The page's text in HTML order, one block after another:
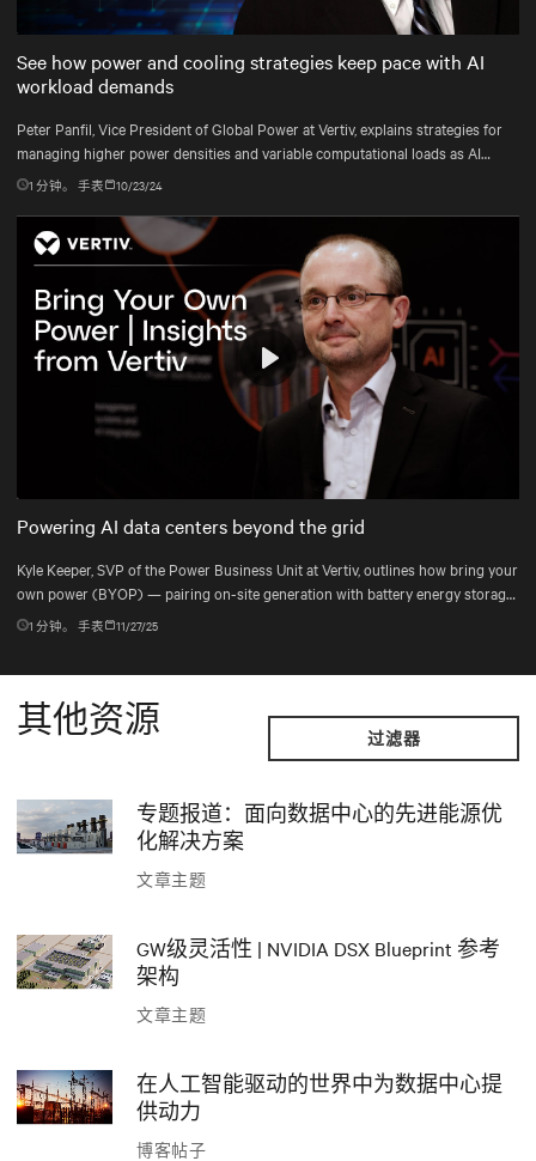
Settings
See how power and cooling strategies keep pace with AI
workload demands
Peter Panfil, Vice President of Global Power at Vertiv, explains strategies for
managing higher power densities and variable computational loads as AI
workloads scale.
1 分钟。 手表 10/23/24
Mute Settings
Play
Powering AI data centers beyond the grid
Kyle Keeper, SVP of the Power Business Unit at Vertiv, outlines how bring your
own power (BYOP) — pairing on-site generation with battery energy storage
systems (BESS), uninterruptible power supply (UPS), and DC power systems
1 分钟。 手表 11/27/25
其他资源 过滤器
文章主题
专题报道：面向数据中心的先进能源优
化解决方案
文章主题
GW级灵活性 | NVIDIA DSX Blueprint 参考
架构
博客帖子
在人工智能驱动的世界中为数据中心提
供动力